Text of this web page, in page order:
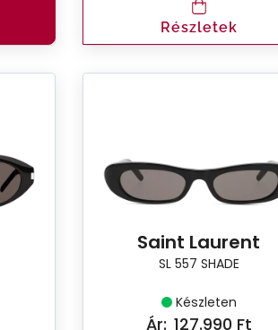
Részletek
Saint Laurent
SL 557 SHADE
Készleten
Ár: 127.990 Ft